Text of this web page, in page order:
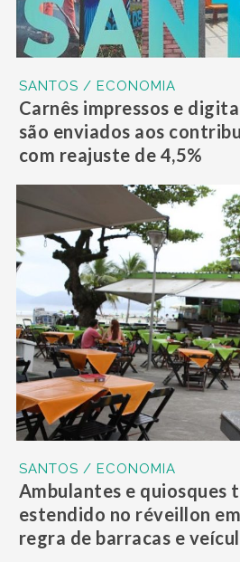
SANTOS / ECONOMIA
Carnês impressos e
são enviados aos
com reajuste de 4,5%
SANTOS / ECONOMIA
Ambulantes e quiosques
estendido no réveillon
regra de barracas e